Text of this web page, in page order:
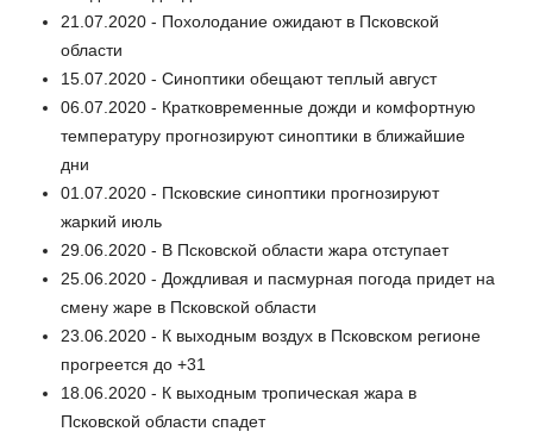
21.07.2020 - Похолодание ожидают в Псковской
области
15.07.2020 - Синоптики обещают теплый август
06.07.2020 - Кратковременные дожди и комфортную
температуру прогнозируют синоптики в ближайшие
дни
01.07.2020 - Псковские синоптики прогнозируют
жаркий июль
29.06.2020 - В Псковской области жара отступает
25.06.2020 - Дождливая и пасмурная погода придет на
смену жаре в Псковской области
23.06.2020 - К выходным воздух в Псковском регионе
прогреется до +31
18.06.2020 - К выходным тропическая жара в
Псковской области спадет